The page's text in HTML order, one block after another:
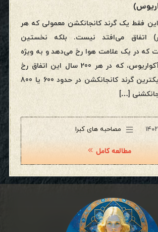
این فقط یک گرند کانجانکشن معمولی که هر
اتفاق می‌افتد نیست. بلکه نخستین
که در یک علامت هوا رخ می‌دهد و به ویژه
در یک علامت آکواریوس، که در هر 200 سال این اتفاق رخ
می‌دهد.این نزدیکترین گرند کانجانکشن در حدود 600 یا 800
[…]
مصاحبه های کبرا
مطالعه کامل